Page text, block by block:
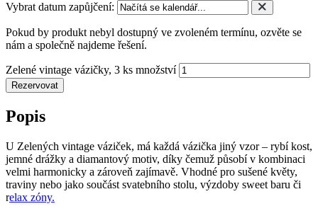
Vybrat datum zapůjčení:
Pokud by produkt nebyl dostupný ve zvoleném termínu, ozvěte se
nám a společně najdeme řešení.
Zelené vintage vázičky, 3 ks množství
Rezervovat
Popis
U Zelených vintage váziček, má každá vázička jiný vzor – rybí kost,
jemné drážky a diamantový motiv, díky čemuž působí v kombinaci
velmi harmonicky a zároveň zajímavě. Vhodné pro sušené květy,
traviny nebo jako součást svatebního stolu, výzdoby sweet baru či
relax zóny.